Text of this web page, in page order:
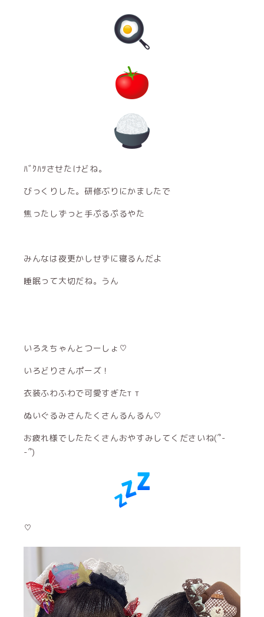
ﾊﾞｸﾊﾂさせたけどね。
びっくりした。研修ぶりにかましたで
焦ったしずっと手ぷるぷるやた
みんなは夜更かしせずに寝るんだよ
睡眠って大切だね。うん
いろえちゃんとつーしょ♡
いろどりさんポーズ！
衣装ふわふわで可愛すぎたт т
ぬいぐるみさんたくさんるんるん♡
お疲れ様でしたたくさんおやすみしてくださいね(՞-
-՞)
♡